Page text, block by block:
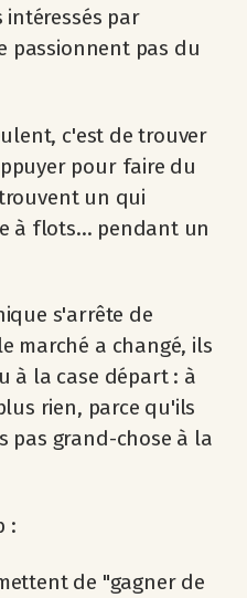
par
passionnent pas du
c'est de trouver
pour faire du
un qui
à flots... pendant un
s'arrête de
marché a changé, ils
à la case départ : à
rien, parce qu'ils
pas grand-chose à la
:
de "gagner de